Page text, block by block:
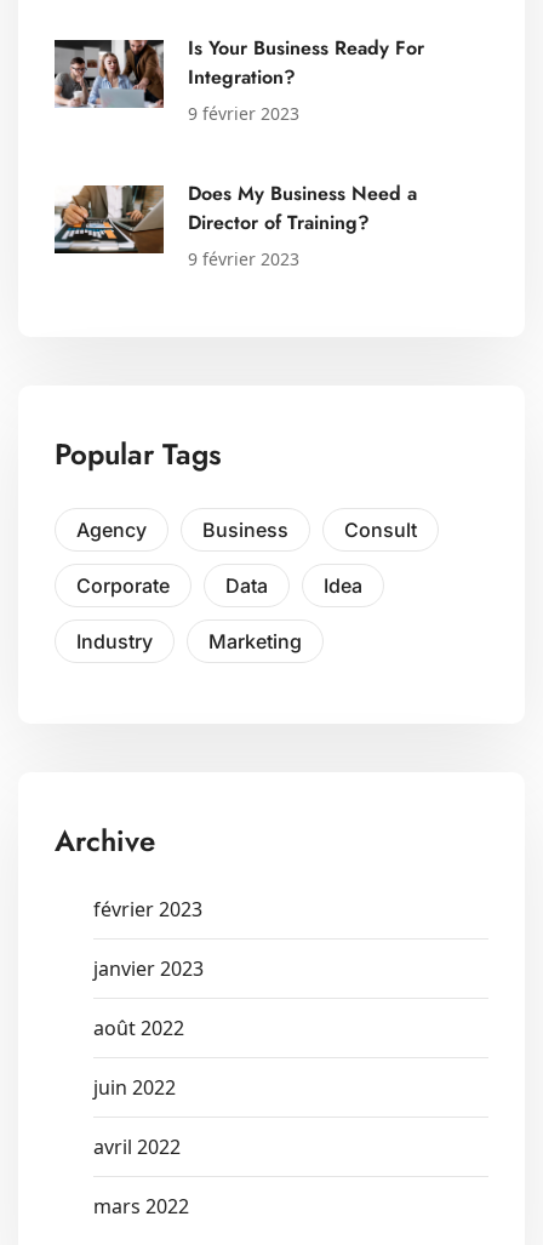
Is Your Business Ready For
Integration?
9 février 2023
Does My Business Need a
Director of Training?
9 février 2023
Popular Tags
Agency Business Consult
Corporate Data Idea
Industry Marketing
Archive
février 2023
janvier 2023
août 2022
juin 2022
avril 2022
mars 2022